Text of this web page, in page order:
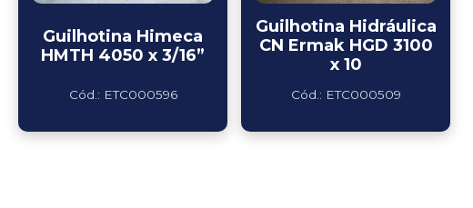
Guilhotina Himeca
HMTH 4050 x 3/16”
Cód.: ETC000596
Guilhotina Hidráulica
CN Ermak HGD 3100
x 10
Cód.: ETC000509